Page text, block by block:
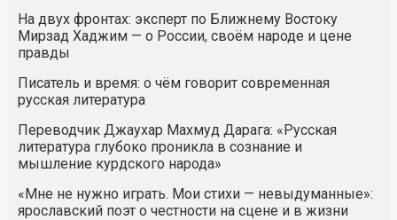
На двух фронтах: эксперт по Ближнему Востоку
Мирзад Хаджим — о России, своём народе и цене
правды
Писатель и время: о чём говорит современная
русская литература
Переводчик Джаухар Махмуд Дарага: «Русская
литература глубоко проникла в сознание и
мышление курдского народа»
«Мне не нужно играть. Мои стихи — невыдуманные»:
ярославский поэт о честности на сцене и в жизни